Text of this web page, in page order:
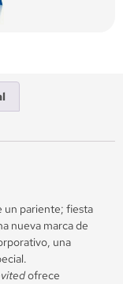
un pariente; fiesta
nueva marca de
una
especial.
ofrece